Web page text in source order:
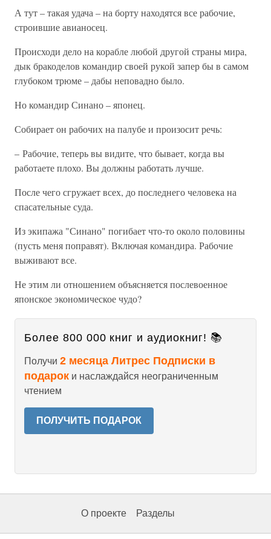
А тут – такая удача – на борту находятся все рабочие,
строившие авианосец.
Происходи дело на корабле любой другой страны мира,
дык бракоделов командир своей рукой запер бы в самом
глубоком трюме – дабы неповадно было.
Но командир Синано – японец.
Собирает он рабочих на палубе и произосит речь:
– Рабочие, теперь вы видите, что бывает, когда вы
работаете плохо. Вы должны работать лучше.
После чего сгружает всех, до последнего человека на
спасательные суда.
Из экипажа "Синано" погибает что-то около половины
(пусть меня поправят). Включая командира. Рабочие
выживают все.
Не этим ли отношением объясняется послевоенное
японское экономическое чудо?
Более 800 000 книг и аудиокниг! 📚
Получи 2 месяца Литрес Подписки в
подарок и наслаждайся неограниченным
чтением
ПОЛУЧИТЬ ПОДАРОК
О проекте Разделы